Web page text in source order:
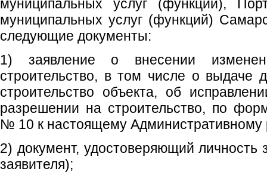
муниципальных услуг (функций),
муниципальных услуг (функций)
следующие документы:
1) заявление о внесении
строительство, в том числе о выдаче
строительство объекта, об
разрешении на строительство, по
№ 10 к настоящему Административному
2) документ, удостоверяющий личность
заявителя);